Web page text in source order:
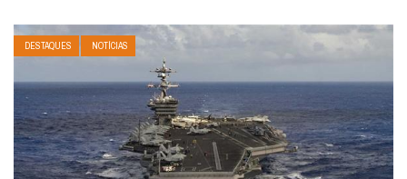
DESTAQUES NOTÍCIAS